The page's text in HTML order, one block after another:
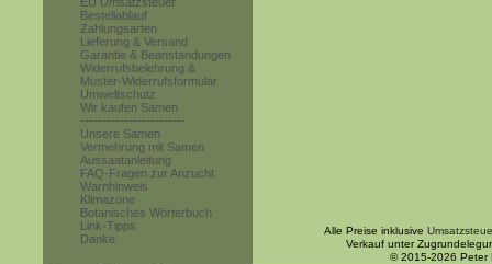
Bestellablauf
Zahlungsarten
Lieferung & Versand
Garantie & Beanstandungen
Widerrufsbelehrung &
Muster-Widerrufsformular
Umweltschutz
Wir kaufen Samen
------------------------
Unsere Samen
Vermehrung mit Samen
Aussaatanleitung
FAQ-Fragen zur Anzucht
Warnhinweis
Klimazone
Botanisches Wörterbuch
Link-Tipps
Danke
Alle Preise inklusive
Verkauf unter
© 2015-2026 Peter